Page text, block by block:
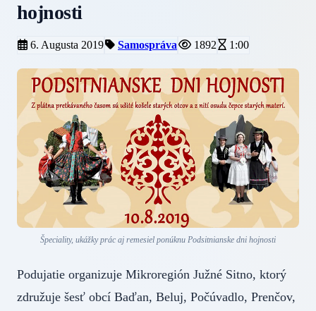
hojnosti
6. Augusta 2019 Samospráva 1892 1:00
Špeciality, ukážky prác aj remesiel ponúknu Podsitnianske dni hojnosti
Podujatie organizuje Mikroregión Južné Sitno, ktorý
združuje šesť obcí Baďan, Beluj, Počúvadlo, Prenčov,